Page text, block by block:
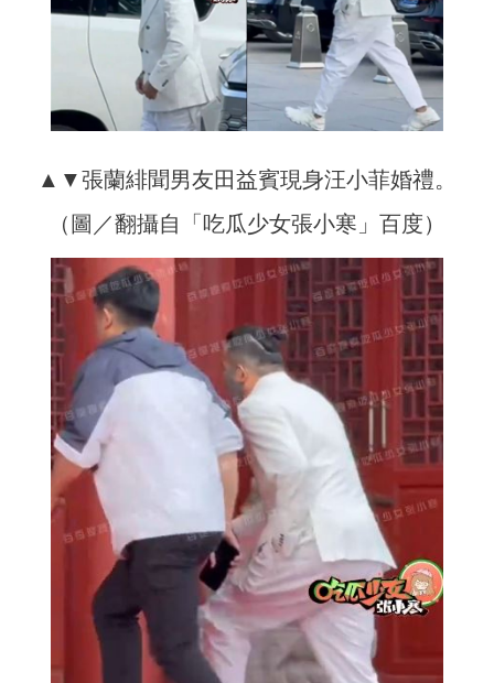
▲▼張蘭緋聞男友田益賓現身汪小菲婚禮。
（圖／翻攝自「吃瓜少女張小寒」百度）